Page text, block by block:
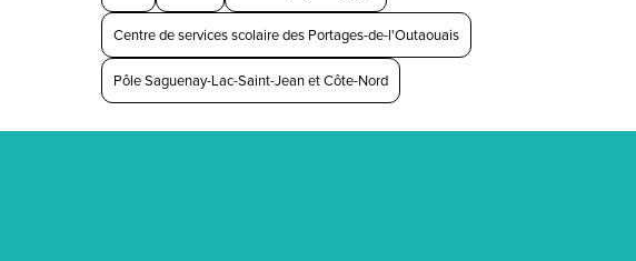
Centre de services scolaire des Portages-de-l'Outaouais
Pôle Saguenay-Lac-Saint-Jean et Côte-Nord